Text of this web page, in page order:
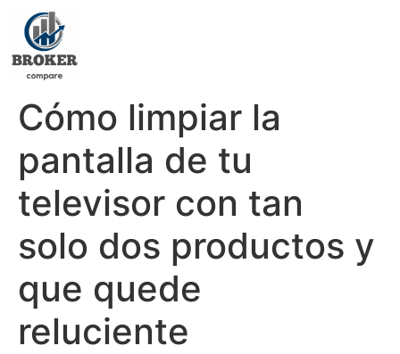
Cómo limpiar la
pantalla de tu
televisor con tan
solo dos productos y
que quede
reluciente